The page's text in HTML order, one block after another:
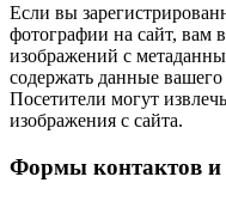
Если вы
фотографии на сайт, вам
изображений с
содержать данные
Посетители могут
изображения с сайта.
Формы контактов и